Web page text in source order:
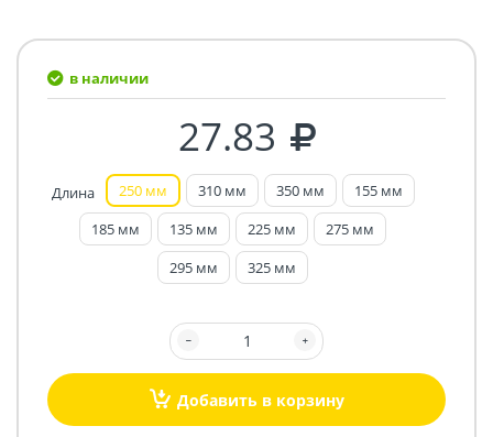
в наличии
27.83
Длина 250 мм 310 мм 350 мм
155 мм
185 мм
135 мм 225 мм
275 мм
295 мм
325 мм
Добавить в корзину